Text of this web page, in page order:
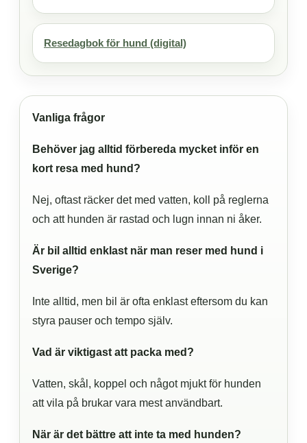
Resedagbok för hund (digital)
Vanliga frågor
Behöver jag alltid förbereda mycket inför en
kort resa med hund?
Nej, oftast räcker det med vatten, koll på reglerna
och att hunden är rastad och lugn innan ni åker.
Är bil alltid enklast när man reser med hund i
Sverige?
Inte alltid, men bil är ofta enklast eftersom du kan
styra pauser och tempo själv.
Vad är viktigast att packa med?
Vatten, skål, koppel och något mjukt för hunden
att vila på brukar vara mest användbart.
När är det bättre att inte ta med hunden?